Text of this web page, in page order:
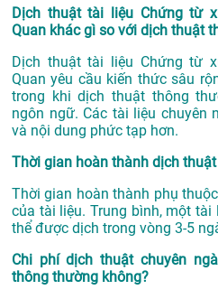
Dịch thuật tài liệu Chứng từ
Quan khác gì so với dịch thuật
Dịch thuật tài liệu Chứng từ
Quan yêu cầu kiến thức sâu
trong khi dịch thuật thông
ngôn ngữ. Các tài liệu chuyên
và nội dung phức tạp hơn.
Thời gian hoàn thành dịch
Thời gian hoàn thành phụ
của tài liệu. Trung bình, một
thể được dịch trong vòng 3-5
Chi phí dịch thuật chuyên
thông thường không?